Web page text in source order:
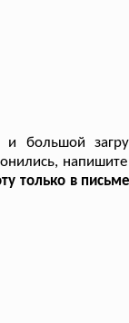
большой
только в